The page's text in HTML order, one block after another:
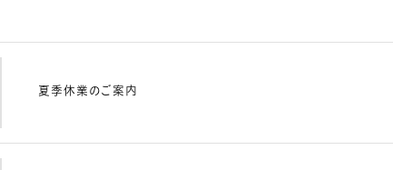
夏季休業のご案内